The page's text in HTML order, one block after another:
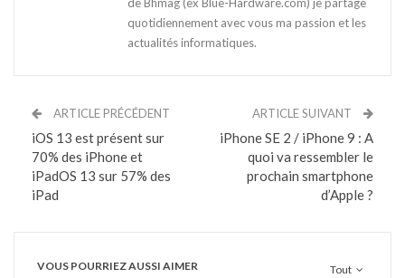
quotidiennement avec vous ma passion et les
actualités informatiques.
ARTICLE PRÉCÉDENT
iOS 13 est présent sur
70% des iPhone et
iPadOS 13 sur 57% des
iPad
ARTICLE SUIVANT
iPhone SE 2 / iPhone 9 : A
quoi va ressembler le
prochain smartphone
d’Apple ?
Tout
VOUS POURRIEZ AUSSI AIMER